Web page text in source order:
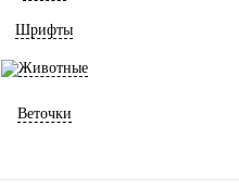
Шрифты
Животные
Веточки